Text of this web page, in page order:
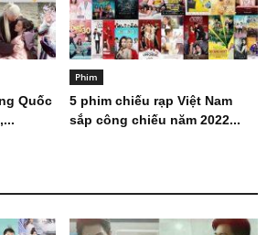
Quốc
Phim
5 phim chiếu rạp Việt Nam
sắp công chiếu năm 2022...